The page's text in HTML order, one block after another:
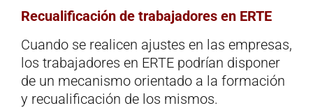
Recualificación de trabajadores en ERTE
Cuando se realicen ajustes en las empresas,
los trabajadores en ERTE podrían disponer
de un mecanismo orientado a la formación
y recualificación de los mismos.